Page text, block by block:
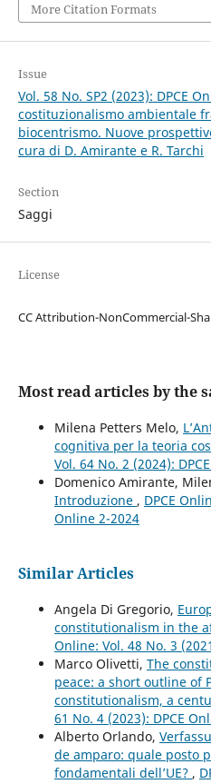
More Citation Formats
Issue
Vol. 58 No. SP2 (2023): DPCE
costituzionalismo ambientale
biocentrismo. Nuove
cura di D. Amirante e R. Tarchi
Section
Saggi
License
CC Attribution-NonCommercial-
Most read articles by the
Milena Petters Melo,
cognitiva per la teoria
Vol. 64 No. 2 (2024):
Domenico Amirante,
Introduzione , DPCE
Online 2-2024
Similar Articles
Angela Di Gregorio,
constitutionalism in the
Online: Vol. 48 No. 3
Marco Olivetti, The
peace: a short outline of
constitutionalism, a
61 No. 4 (2023): DPCE
Alberto Orlando,
de amparo: quale posto
fondamentali dell’UE? ,